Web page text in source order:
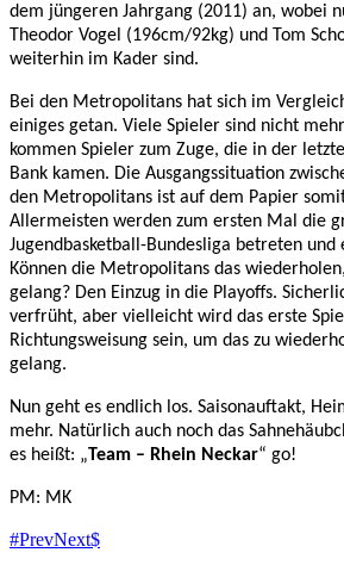
dem jüngeren Jahrgang (2011) an, wobei
Theodor Vogel (196cm/92kg) und Tom
weiterhin im Kader sind.
Bei den Metropolitans hat sich im
einiges getan. Viele Spieler sind nicht
kommen Spieler zum Zuge, die in der
Bank kamen. Die Ausgangssituation
den Metropolitans ist auf dem Papier
Allermeisten werden zum ersten Mal die
Jugendbasketball-Bundesliga betreten und
Können die Metropolitans das
gelang? Den Einzug in die Playoffs.
verfrüht, aber vielleicht wird das erste
Richtungsweisung sein, um das zu
gelang.
Nun geht es endlich los. Saisonauftakt,
mehr. Natürlich auch noch das
es heißt: „Team – Rhein Neckar“ go!
PM: MK
PrevNext